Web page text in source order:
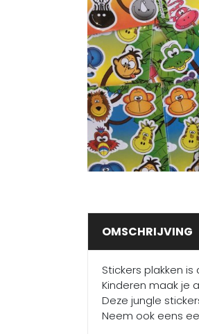
OMSCHRIJVING
Stickers plakken
Kinderen maak je
Deze jungle
Neem ook eens